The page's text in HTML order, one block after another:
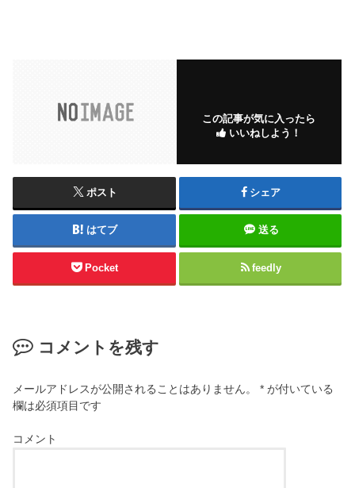
この記事が気に入ったら
いいねしよう！
ポスト シェア
はてブ 送る
Pocket feedly
コメントを残す
メールアドレスが公開されることはありません。 * が付いている
欄は必須項目です
コメント